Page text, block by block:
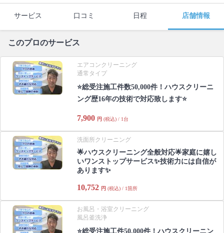
サービス 口コミ 日程 店舗情報
このプロのサービス
エアコンクリーニング
通常タイプ
⭐総受注施工件数50,000件！ハウスクリーニ
ング歴16年の技術で対応致します⭐
7,900 円 (税込) / 1台
洗面所クリーニング
🌟ハウスクリーニング全般対応🌟家庭に嬉し
いワンストップサービス✨技術力には自信が
あります✨
10,752 円 (税込) / 1箇所
お風呂・浴室クリーニング
風呂釜洗浄
⭐総受注施工件50,000件！ハウスクリーニン